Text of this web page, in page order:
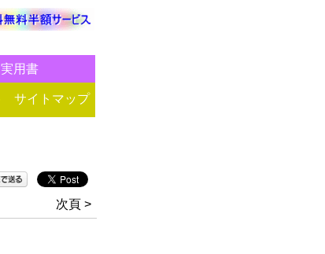
実用書
サイトマップ
次頁 >